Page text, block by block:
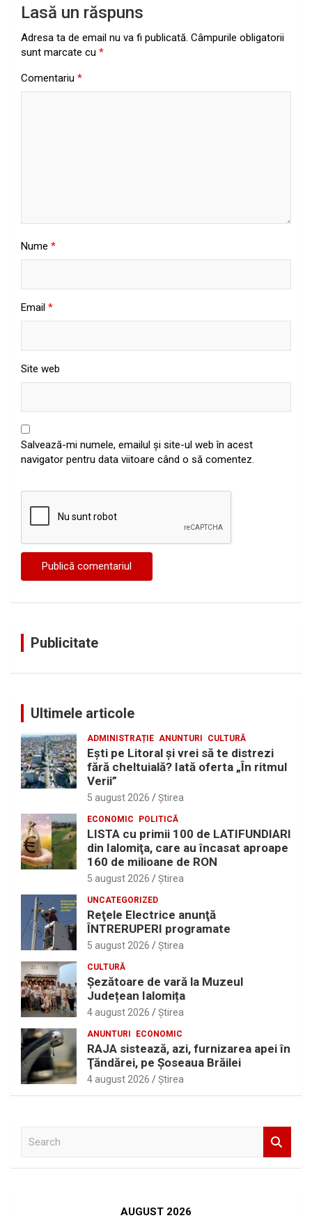
Lasă un răspuns
Adresa ta de email nu va fi publicată. Câmpurile obligatorii
sunt marcate cu *
Comentariu *
Nume *
Email *
Site web
Salvează-mi numele, emailul și site-ul web în acest
navigator pentru data viitoare când o să comentez.
Publicitate
Ultimele articole
ADMINISTRAȚIE ANUNTURI CULTURĂ
Eşti pe Litoral şi vrei să te distrezi
fără cheltuială? Iată oferta „În ritmul
Verii”
5 august 2026 Ştirea
ECONOMIC POLITICĂ
LISTA cu primii 100 de LATIFUNDIARI
din Ialomiţa, care au încasat aproape
160 de milioane de RON
5 august 2026 Ştirea
UNCATEGORIZED
Reţele Electrice anunţă
ÎNTRERUPERI programate
5 august 2026 Ştirea
CULTURĂ
Șezătoare de vară la Muzeul
Județean Ialomița
4 august 2026 Ştirea
ANUNTURI ECONOMIC
RAJA sistează, azi, furnizarea apei în
Ţăndărei, pe Şoseaua Brăilei
4 august 2026 Ştirea
AUGUST 2026